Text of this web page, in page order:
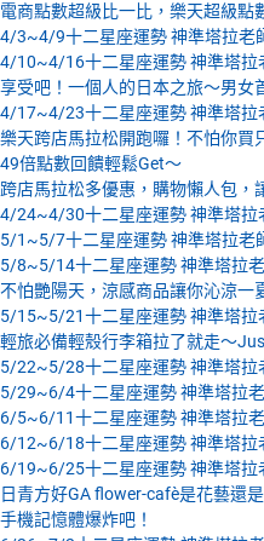
電商點數超級比一比，樂天超級點
4/3~4/9十二星座運勢 神準塔拉老
4/10~4/16十二星座運勢 神準塔拉
享受吧！一個人的日本之旅～男女
4/17~4/23十二星座運勢 神準塔拉
樂天跨店馬拉松開跑囉！不怕你買
49倍點數回饋輕鬆Get～
跨店馬拉松多優惠，購物懶人包，
4/24~4/30十二星座運勢 神準塔拉
5/1~5/7十二星座運勢 神準塔拉老
5/8~5/14十二星座運勢 神準塔拉
不怕艷陽天，涼感商品讓你沁涼一
5/15~5/21十二星座運勢 神準塔拉
輕旅必備輕殼行李箱拉了就走～
5/22~5/28十二星座運勢 神準塔拉
5/29~6/4十二星座運勢 神準塔拉
6/5~6/11十二星座運勢 神準塔拉
6/12~6/18十二星座運勢 神準塔拉
6/19~6/25十二星座運勢 神準塔拉
日青方好GA flower-cafè是花藝還
手機記憶體爆炸吧！